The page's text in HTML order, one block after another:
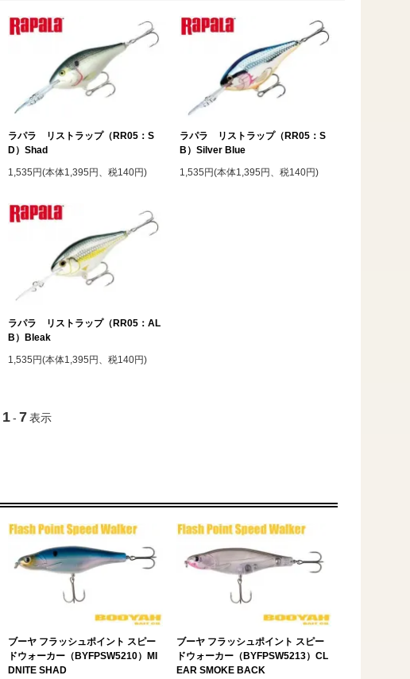
ラパラ リストラップ（RR05：S
D）Shad
1,535円(本体1,395円、税140円)
ラパラ リストラップ（RR05：S
B）Silver Blue
1,535円(本体1,395円、税140円)
ラパラ リストラップ（RR05：AL
B）Bleak
1,535円(本体1,395円、税140円)
1- 7表示
ブーヤ フラッシュポイント スピー
ドウォーカー（BYFPSW5210）MI
DNITE SHAD
ブーヤ フラッシュポイント スピー
ドウォーカー（BYFPSW5213）CL
EAR SMOKE BACK